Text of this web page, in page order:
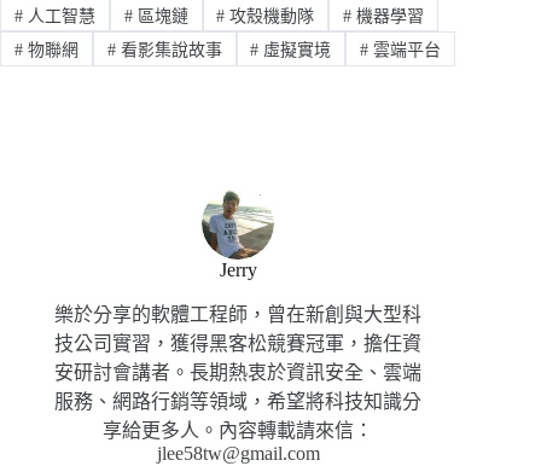
#人工智慧 #區塊鏈 # 攻殼機動隊 # 機器學習
#物聯網 #看影集說故事 # 虛擬實境 # 雲端平台
Jerry
樂於分享的軟體工程師，曾在新創與大型科
技公司實習，獲得黑客松競賽冠軍，擔任資
安研討會講者。長期熱衷於資訊安全、雲端
服務、網路行銷等領域，希望將科技知識分
享給更多人。內容轉載請來信：
jlee58tw@gmail.com